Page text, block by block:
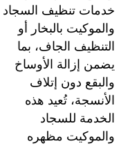
خدمات تنظيف السجاد
والموكيت بالبخار أو
التنظيف الجاف، بما
يضمن إزالة الأوساخ
والبقع دون إتلاف
الأنسجة، تُعيد هذه
الخدمة للسجاد
والموكيت مظهره